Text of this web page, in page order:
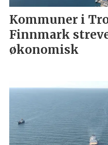
Kommuner i
Finnmark
økonomisk